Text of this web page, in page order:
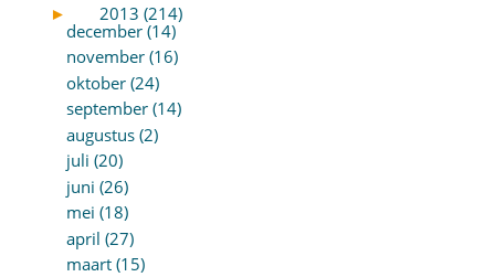
►
2013 (214)
december (14)
november (16)
oktober (24)
september (14)
augustus (2)
juli (20)
juni (26)
mei (18)
april (27)
maart (15)